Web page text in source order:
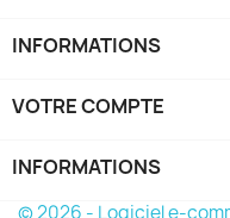
INFORMATIONS
VOTRE COMPTE
INFORMATIONS